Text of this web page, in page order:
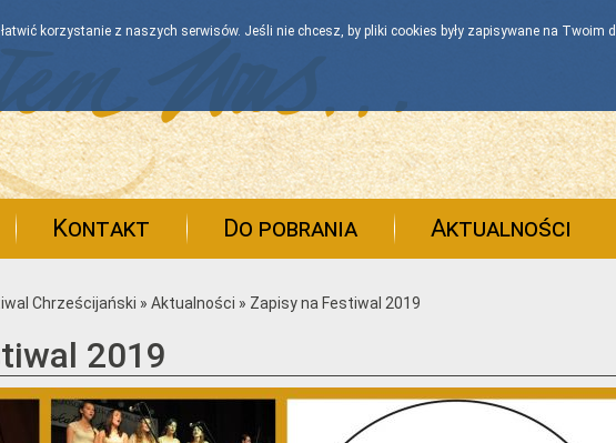
Kontakt Do pobrania Aktualności
Chrześcijański » Aktualności » Zapisy na Festiwal 2019
2019
korzystanie z naszych serwisów. Jeśli nie chcesz, by pliki cookies były zapisywane na